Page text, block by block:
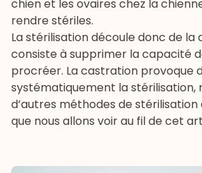
chien et les ovaires chez la
rendre stériles.
La stérilisation découle donc de la
consiste à supprimer la capacité
procréer. La castration provoque
systématiquement la stérilisation,
d’autres méthodes de
que nous allons voir au fil de cet